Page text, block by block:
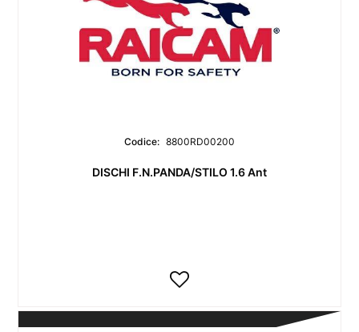
Codice: 8800RD00200
DISCHI F.N.PANDA/STILO 1.6 Ant